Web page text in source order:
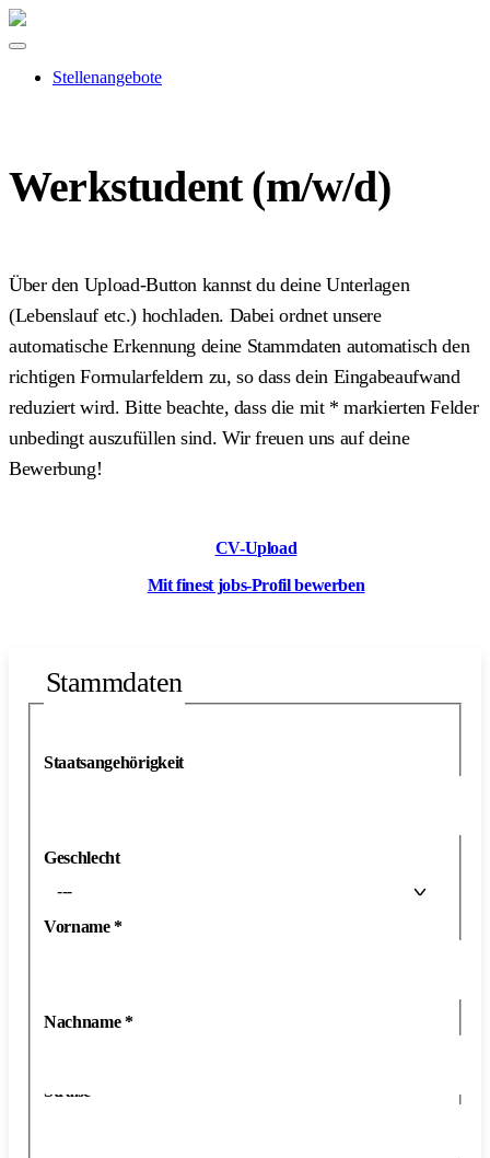
Stellenangebote
Werkstudent (m/w/d)
Über den Upload-Button kannst du deine Unterlagen
(Lebenslauf etc.) hochladen. Dabei ordnet unsere
automatische Erkennung deine Stammdaten automatisch den
richtigen Formularfeldern zu, so dass dein Eingabeaufwand
reduziert wird. Bitte beachte, dass die mit * markierten Felder
unbedingt auszufüllen sind. Wir freuen uns auf deine
Bewerbung!
CV-Upload
Mit finest jobs-Profil bewerben
Stammdaten
Staatsangehörigkeit
Geschlecht
---
Vorname*
Nachname*
Straße